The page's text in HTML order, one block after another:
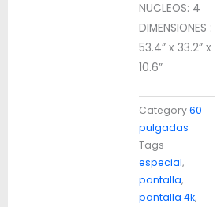
NUCLEOS: 4
DIMENSIONES :
53.4” x 33.2” x
10.6”
Category60
pulgadas
Tags
especial,
pantalla,
pantalla 4k,